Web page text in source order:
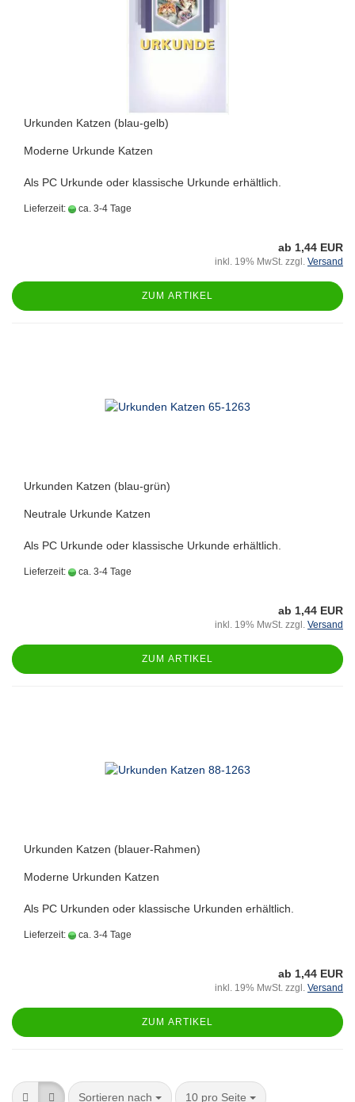
Urkunden Katzen (blau-gelb)
Moderne Urkunde Katzen
Als PC Urkunde oder klassische Urkunde erhältlich.
Lieferzeit: ca. 3-4 Tage
ab 1,44 EUR
inkl. 19% MwSt. zzgl. Versand
ZUM ARTIKEL
Urkunden Katzen (blau-grün)
Neutrale Urkunde Katzen
Als PC Urkunde oder klassische Urkunde erhältlich.
Lieferzeit: ca. 3-4 Tage
ab 1,44 EUR
inkl. 19% MwSt. zzgl. Versand
ZUM ARTIKEL
Urkunden Katzen (blauer-Rahmen)
Moderne Urkunden Katzen
Als PC Urkunden oder klassische Urkunden erhältlich.
Lieferzeit: ca. 3-4 Tage
ab 1,44 EUR
inkl. 19% MwSt. zzgl. Versand
ZUM ARTIKEL
Sortieren nach 10 pro Seite